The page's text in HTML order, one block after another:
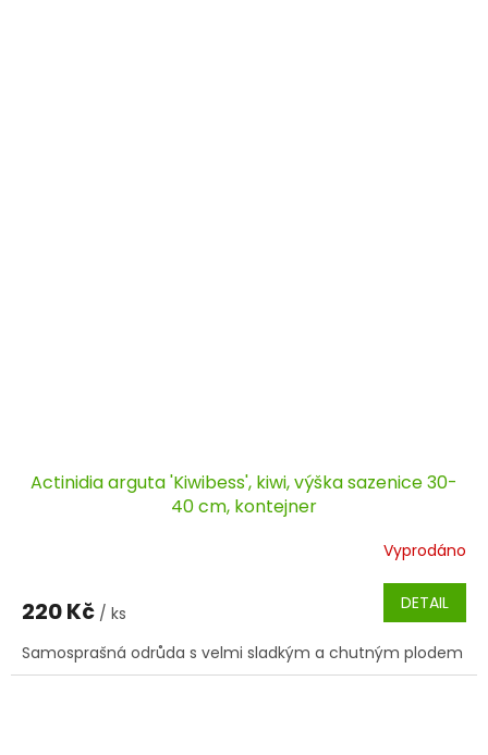
Actinidia arguta 'Kiwibess', kiwi, výška sazenice 30-
40 cm, kontejner
Vyprodáno
220 Kč / ks DETAIL
Samosprašná odrůda s velmi sladkým a chutným plodem